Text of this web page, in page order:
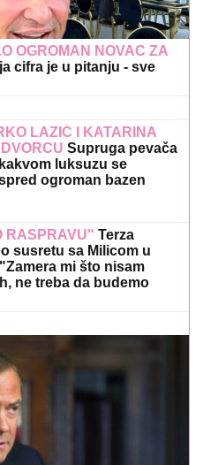
OGROMAN NOVAC ZA
cifra je u pitanju - sve
LAZIĆ I KATARINA
Supruga pevača
luksuzu se
ogroman bazen
RASPRAVU" Terza
susretu sa Milicom u
mi što nisam
ne treba da budemo